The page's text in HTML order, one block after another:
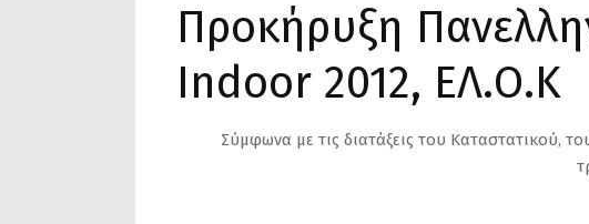
Προκήρυξη
Indoor 2012, ΕΛ.Ο.Κ
Σύμφωνα με τις διατάξεις του Καταστατικού,